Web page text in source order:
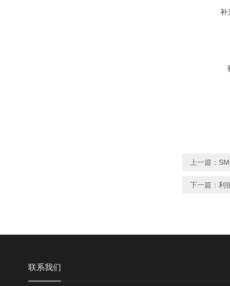
补
上一篇：
下一篇： 利
联系我们